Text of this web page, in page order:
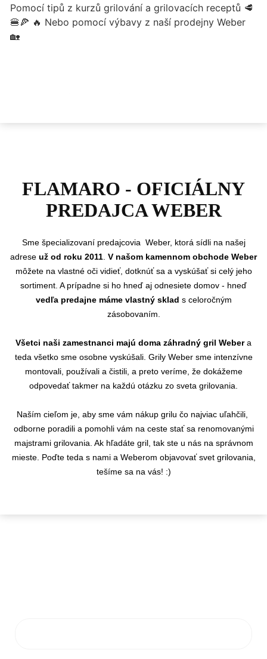
FLAMARO - OFICIÁLNY
PREDAJCA WEBER
Sme špecializovaní predajcovia Weber, ktorá sídli na našej
adrese už od roku 2011 V našom kamennom obchode Weber
môžete na vlastné oči vidieť, dotknúť sa a vyskúšať si celý jeho
sortiment. A prípadne si ho hneď aj odnesiete domov - hneď
vedľa predajne máme vlastný sklad s celoročným
zásobovaním.
Všetci naši zamestnanci majú doma záhradný gril Webera
teda všetko sme osobne vyskúšali. Grily Weber sme intenzívne
montovali, používali a čistili, a preto veríme, že dokážeme
odpovedať takmer na každú otázku zo sveta grilovania.
Naším cieľom je, aby sme vám nákup grilu čo najviac uľahčili,
odborne poradili a pomohli vám na ceste stať sa renomovanými
majstrami grilovania. Ak hľadáte gril, tak ste u nás na správnom
mieste. Poďte teda s nami a Weberom objavovať svet grilovania,
tešíme sa na vás! :)